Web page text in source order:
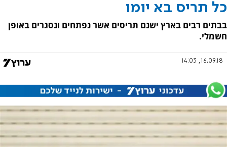
כל תריס בא יומו
בבתים רבים בארץ ישנם תריסים אשר נפתחים ונסגרים באופן
חשמלי.
16.09.18, 14:03